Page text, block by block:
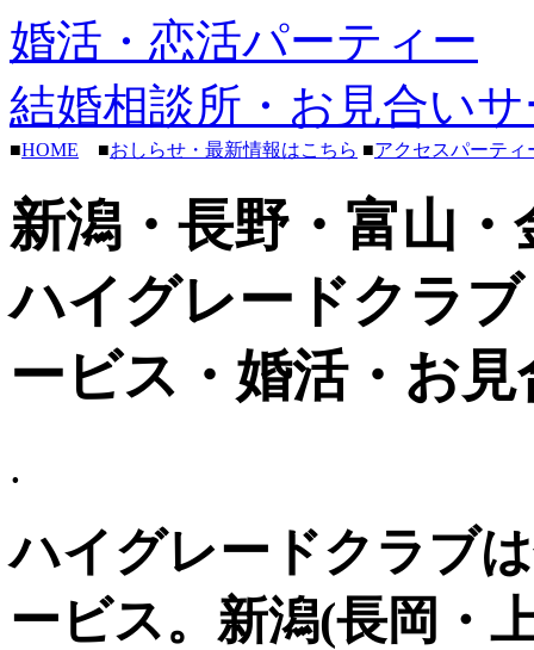
婚活・恋活パーティー
結婚相談所・お見合い
■HOME ■おしらせ・最新情報はこちら ■アクセスパーティ
新潟・長野・富山
ハイグレードクラ
ービス・婚活・お見
.
ハイグレードクラブ
ービス。新潟(長岡・